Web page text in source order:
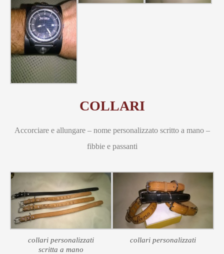
COLLARI
Accorciare e allungare – nome personalizzato scritto a mano –
fibbie e passanti
collari personalizzati
scritta a mano
collari personalizzati